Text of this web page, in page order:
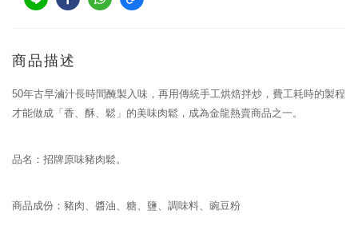
商品描述
50年古早滷汁長時間醃製入味，再用傳統手工烘焙拌炒，費工耗時的製程
才能做成「香、酥、鬆」的美味肉鬆，成為金龍熱賣商品之一。
品名：招牌原味豬肉鬆。
商品成份： 豬肉、醬油、糖、鹽、調味料、豌豆粉